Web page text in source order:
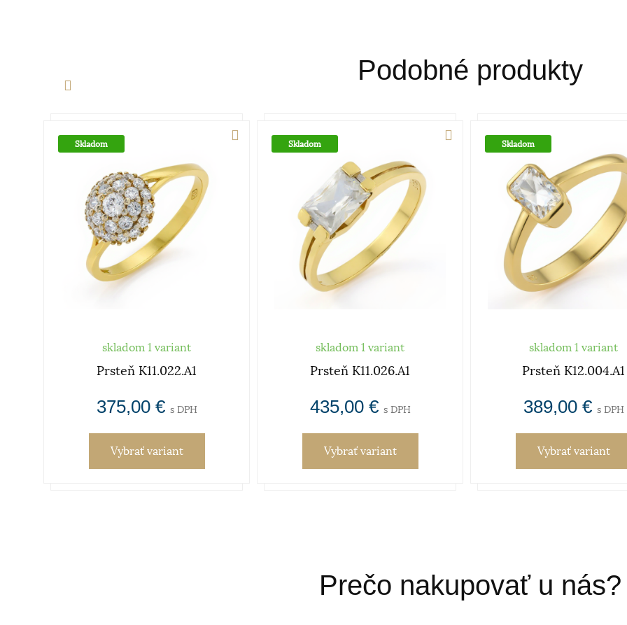
Podobné produkty
Skladom
skladom 1 variant
Prsteň K11.022.A1
375,00 € s DPH
Vybrať variant
Skladom
skladom 1 variant
Prsteň K11.026.A1
435,00 € s DPH
Vybrať variant
Skladom
skladom 1 variant
Prsteň K12.004.A1
389,00 € s DPH
Vybrať variant
Prečo nakupovať u nás?